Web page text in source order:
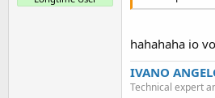
hahahaha io
IVANO
Technical expert